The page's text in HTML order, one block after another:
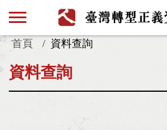
首頁 資料查詢
資料查詢